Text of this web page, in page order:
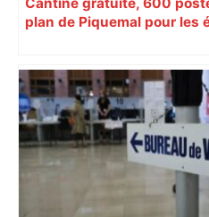
plan de Piquemal pour les